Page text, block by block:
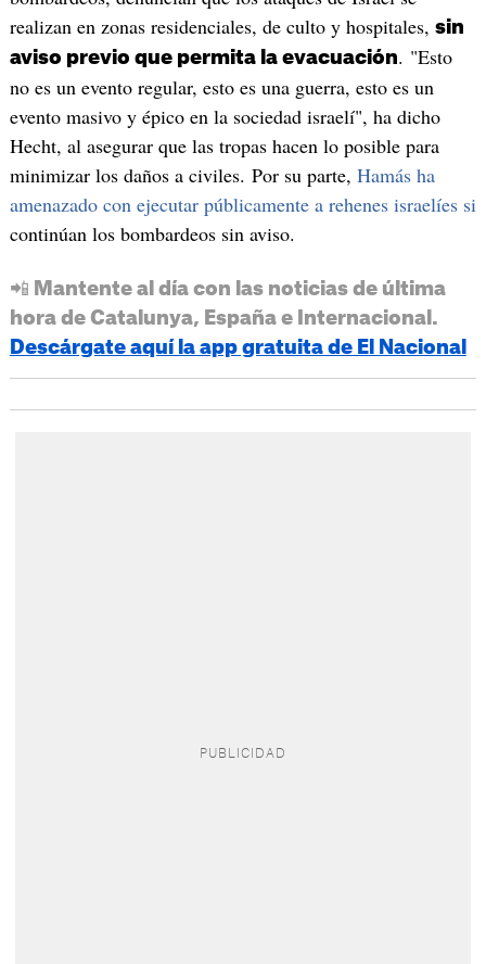
realizan en zonas residenciales, de culto y hospitales, sin
aviso previo que permita la evacuación. "Esto
no es un evento regular, esto es una guerra, esto es un
evento masivo y épico en la sociedad israelí", ha dicho
Hecht, al asegurar que las tropas hacen lo posible para
minimizar los daños a civiles. Por su parte, Hamás ha
amenazado con ejecutar públicamente a rehenes israelíes si
continúan los bombardeos sin aviso.
📲 Mantente al día con las noticias de última
hora de Catalunya, España e Internacional.
Descárgate aquí la app gratuita de El Nacional